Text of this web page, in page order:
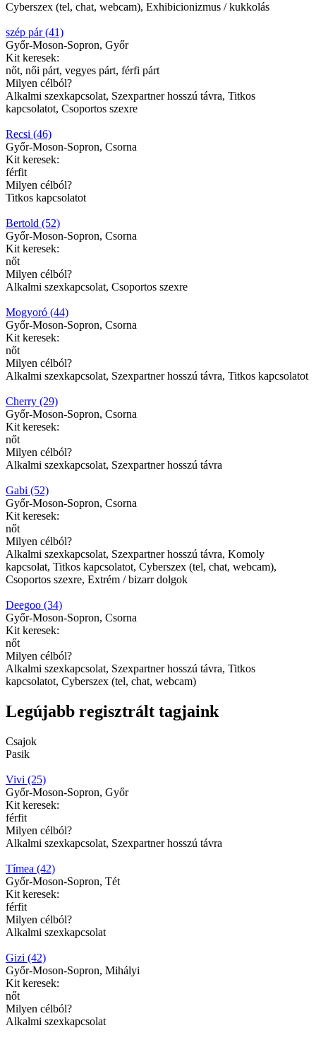
Cyberszex (tel, chat, webcam), Exhibicionizmus / kukkolás
szép pár (41)
Győr-Moson-Sopron, Győr
Kit keresek:
nőt, női párt, vegyes párt, férfi párt
Milyen célból?
Alkalmi szexkapcsolat, Szexpartner hosszú távra, Titkos
kapcsolatot, Csoportos szexre
Recsi (46)
Győr-Moson-Sopron, Csorna
Kit keresek:
férfit
Milyen célból?
Titkos kapcsolatot
Bertold (52)
Győr-Moson-Sopron, Csorna
Kit keresek:
nőt
Milyen célból?
Alkalmi szexkapcsolat, Csoportos szexre
Mogyoró (44)
Győr-Moson-Sopron, Csorna
Kit keresek:
nőt
Milyen célból?
Alkalmi szexkapcsolat, Szexpartner hosszú távra, Titkos kapcsolatot
Cherry (29)
Győr-Moson-Sopron, Csorna
Kit keresek:
nőt
Milyen célból?
Alkalmi szexkapcsolat, Szexpartner hosszú távra
Gabi (52)
Győr-Moson-Sopron, Csorna
Kit keresek:
nőt
Milyen célból?
Alkalmi szexkapcsolat, Szexpartner hosszú távra, Komoly
kapcsolat, Titkos kapcsolatot, Cyberszex (tel, chat, webcam),
Csoportos szexre, Extrém / bizarr dolgok
Deegoo (34)
Győr-Moson-Sopron, Csorna
Kit keresek:
nőt
Milyen célból?
Alkalmi szexkapcsolat, Szexpartner hosszú távra, Titkos
kapcsolatot, Cyberszex (tel, chat, webcam)
Legújabb regisztrált tagjaink
Csajok
Pasik
Vivi (25)
Győr-Moson-Sopron, Győr
Kit keresek:
férfit
Milyen célból?
Alkalmi szexkapcsolat, Szexpartner hosszú távra
Tímea (42)
Győr-Moson-Sopron, Tét
Kit keresek:
férfit
Milyen célból?
Alkalmi szexkapcsolat
Gizi (42)
Győr-Moson-Sopron, Mihályi
Kit keresek:
nőt
Milyen célból?
Alkalmi szexkapcsolat